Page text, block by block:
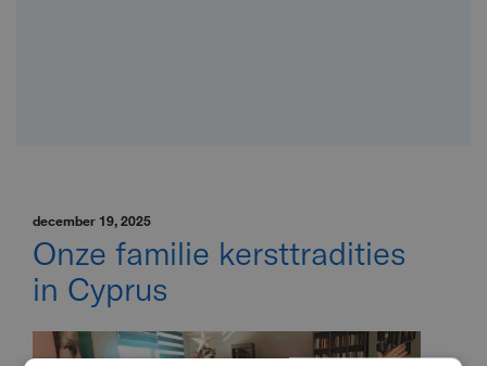
december 19, 2025
Onze familie kersttradities
in Cyprus